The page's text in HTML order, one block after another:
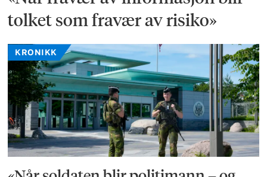
tolket som fravær av risiko»
KRONIKK